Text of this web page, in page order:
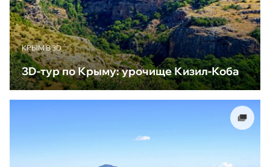
КРЫМ В 3D
3D-тур по Крыму: урочище Кизил-Коба